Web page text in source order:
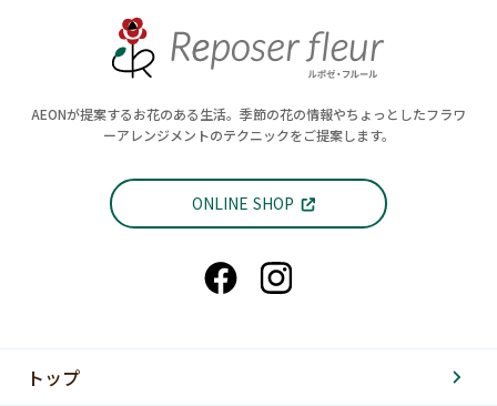
AEONが提案するお花のある生活。季節の花の情報やちょっとしたフラワ
ーアレンジメントのテクニックをご提案します。
ONLINE SHOP
トップ